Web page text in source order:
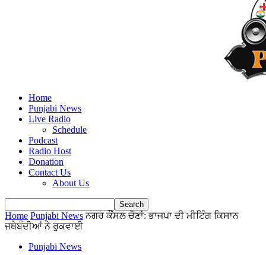
Home
Punjabi News
Live Radio
Schedule
Podcast
Radio Host
Donation
Contact Us
About Us
Home Punjabi News ਨਗਰ ਕੌਂਸਲ ਚੋਣਾਂ: ਭਾਜਪਾ ਦੀ ਮੀਟਿੰਗ ਕਿਸਾਨ
ਜਥੇਬੰਦੀਆਂ ਨੇ ਰੁਕਵਾਈ
Punjabi News